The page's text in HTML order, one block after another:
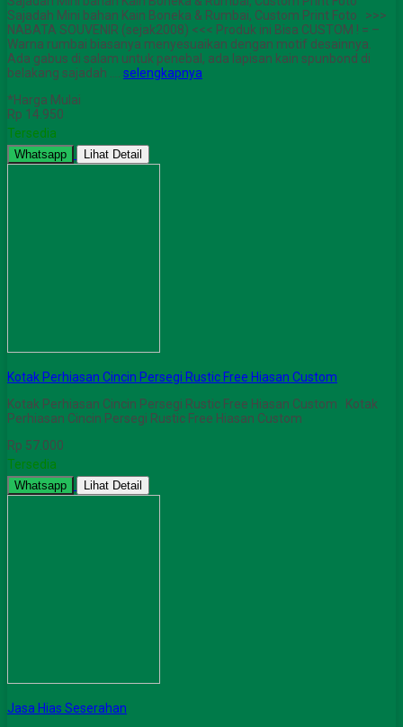
Sajadah Mini bahan Kain Boneka & Rumbai, Custom Print Foto >>>
NABATA SOUVENIR (sejak2008) <<< Produk ini Bisa CUSTOM ! = –
Warna rumbai biasanya menyesuaikan dengan motif desainnya.
Ada gabus di salam untuk penebal, ada lapisan kain spunbond di
belakang sajadah …. selengkapnya
*Harga Mulai
Rp 14.950
Tersedia
Whatsapp Lihat Detail
Kotak Perhiasan Cincin Persegi Rustic Free Hiasan Custom
Kotak Perhiasan Cincin Persegi Rustic Free Hiasan Custom Kotak
Perhiasan Cincin Persegi Rustic Free Hiasan Custom
Rp 57.000
Tersedia
Whatsapp Lihat Detail
Jasa Hias Seserahan